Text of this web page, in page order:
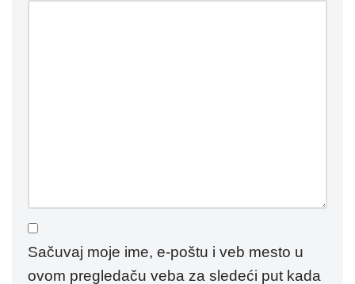
Sačuvaj moje ime, e-poštu i veb mesto u
ovom pregledaču veba za sledeći put kada